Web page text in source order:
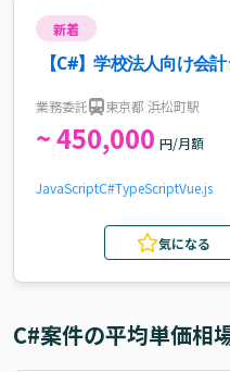
新着
【C#】学校法人向け会
業務委託 東京都 浜松町駅
~ 450,000 円/月額
JavaScriptC#TypeScriptVue.js
気になる
C#案件の平均単価相